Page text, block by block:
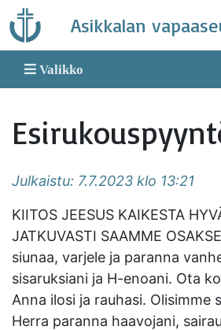
Skip
to
content
Asikkalan
Valikko
Julkaistu: 7.7.2023 klo 13:21
KIITOS JEESUS KAIKESTA
JATKUVASTI SAAMME
siunaa, varjele ja paranna
sisaruksiani ja H-enoani. Ota
Anna ilosi ja rauhasi. Olisimme
Herra paranna haavojani,